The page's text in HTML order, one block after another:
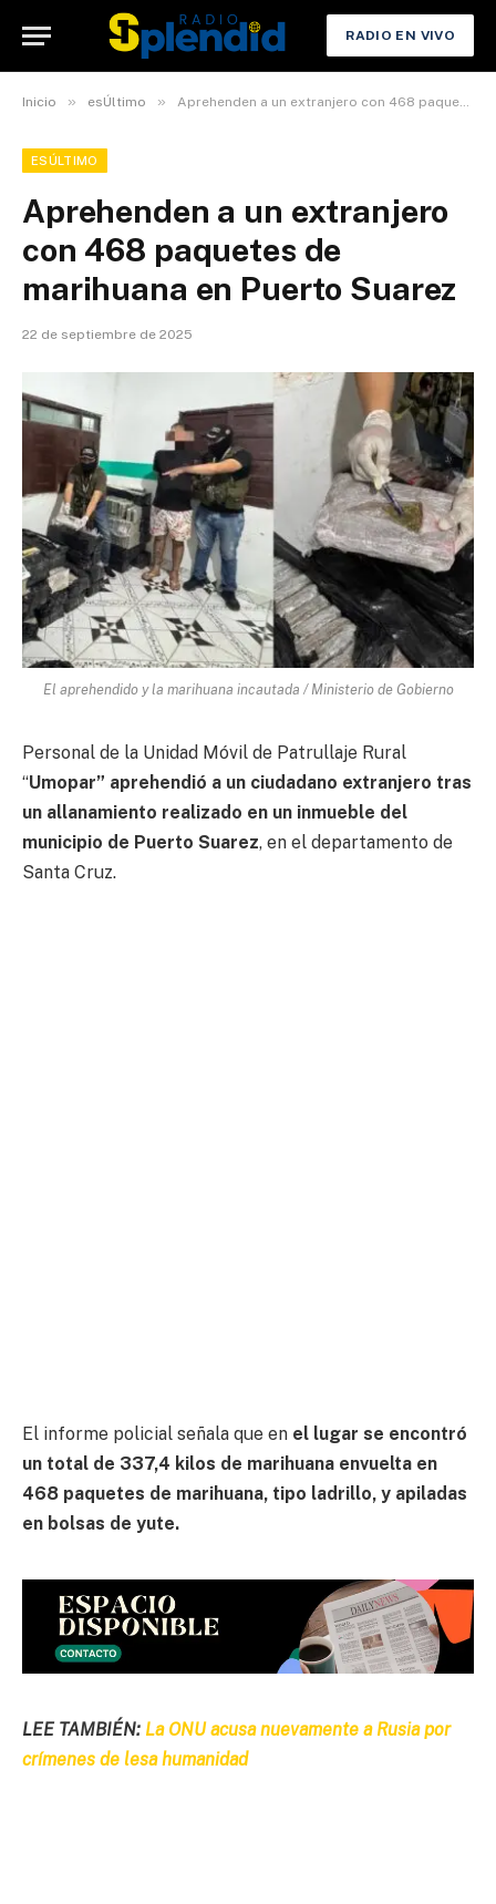
RADIO EN VIVO
Inicio » esÚltimo » Aprehenden a un extranjero con 468 paquetes de marihuana en Puerto Suarez
ESÚLTIMO
Aprehenden a un extranjero
con 468 paquetes de
marihuana en Puerto Suarez
22 de septiembre de 2025
El aprehendido y la marihuana incautada / Ministerio de Gobierno
Personal de la Unidad Móvil de Patrullaje Rural
“Umopar” aprehendió a un ciudadano extranjero tras
un allanamiento realizado en un inmueble del
municipio de Puerto Suarez, en el departamento de
Santa Cruz.
El informe policial señala que en el lugar se encontró
un total de 337,4 kilos de marihuana envuelta en
468 paquetes de marihuana, tipo ladrillo, y apiladas
en bolsas de yute.
LEE TAMBIÉN: La ONU acusa nuevamente a Rusia por
crímenes de lesa humanidad